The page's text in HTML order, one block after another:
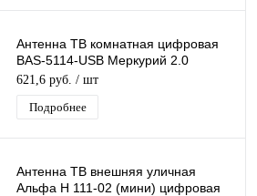
Антенна ТВ комнатная цифровая
BAS-5114-USB Меркурий 2.0
эфирная для DVB-T2 телевидения
621,6 руб. / шт
Подробнее
Антенна ТВ внешняя уличная
Альфа Н 111-02 (мини) цифровая